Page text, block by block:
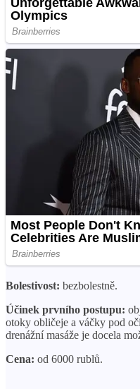
Bolestivost: bezbolestně.
Účinek prvního postupu:
otoky obličeje a váčky pod
drenážní masáže je docela
Cena: od 6000 rublů.